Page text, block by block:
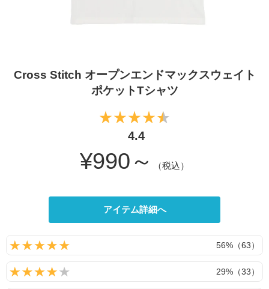
Cross Stitch オープンエンドマックスウェイト
ポケットTシャツ
4.4
¥990～ （税込）
アイテム詳細へ
56%（63）
29%（33）